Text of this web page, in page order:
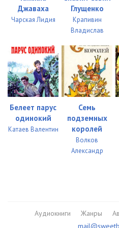
Джаваха
Чарская Лидия
Глущенко
Крапивин
Владислав
Белеет парус
одинокий
Катаев Валентин
Семь
подземных
королей
Волков
Александр
Аудиокниги Жанры